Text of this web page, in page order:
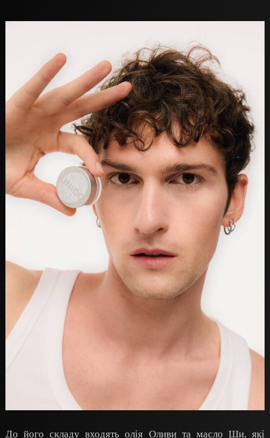
До його складу входять олія Оливи та масло Ши, які